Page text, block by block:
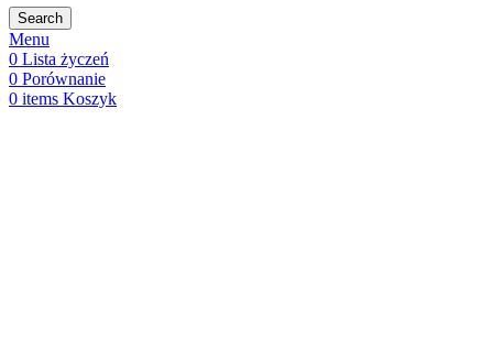
Search
Menu
0 Lista życzeń
0 Porównanie
0 items Koszyk